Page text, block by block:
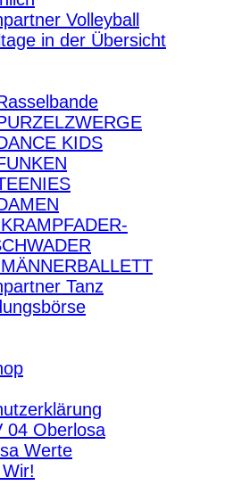
Volleyball
in der Übersicht
KIDS
Tanz
04 Oberlosa
Werte